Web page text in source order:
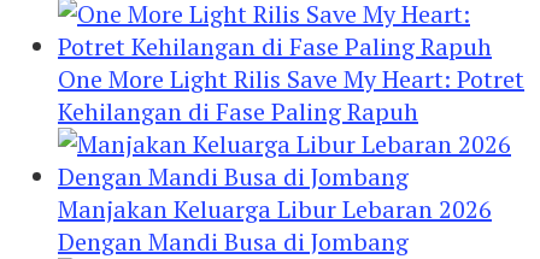
One More Light Rilis Save My Heart: Potret
Kehilangan di Fase Paling Rapuh
Manjakan Keluarga Libur Lebaran 2026
Dengan Mandi Busa di Jombang